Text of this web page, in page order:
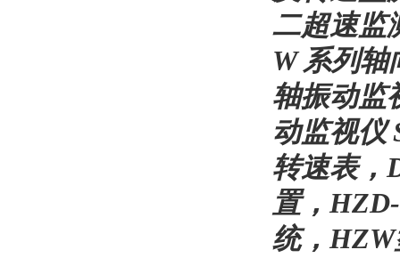
二超速监
W 系列
轴振动监
动监视仪
转速表，
置，
统，